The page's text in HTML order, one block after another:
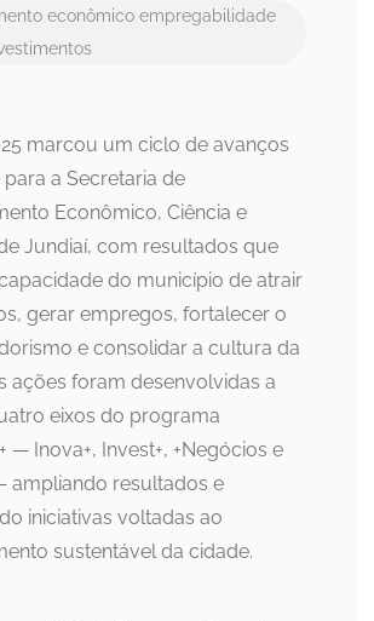
econômico empregabilidade
marcou um ciclo de avanços
a Secretaria de
Econômico, Ciência e
Jundiaí, com resultados que
do município de atrair
gerar empregos, fortalecer o
e consolidar a cultura da
ações foram desenvolvidas a
eixos do programa
— Inova+, Invest+, +Negócios e
ampliando resultados e
iniciativas voltadas ao
sustentável da cidade.